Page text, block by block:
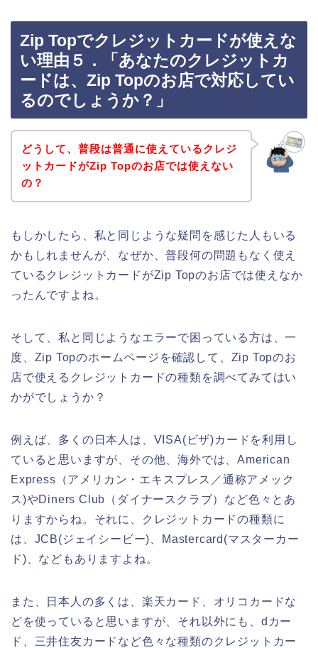
Zip Topでクレジットカードが使えな
い理由５．「あなたのクレジットカ
ードは、Zip Topのお店で対応してい
るのでしょうか？」
どうして、普段は普通に使えているクレジ
ットカードがZip Topのお店では使えない
の？
もしかしたら、私と同じような疑問を感じた人もいる
かもしれませんが、なぜか、普段何の問題もなく使え
ているクレジットカードがZip Topのお店では使えなか
ったんですよね。
そして、私と同じようなエラーで困っている方は、一
度、Zip Topのホームページを確認して、Zip Topのお
店で使えるクレジットカードの種類を調べてみてはい
かがでしょうか？
例えば、多くの日本人は、VISA(ビザ)カードを利用し
ていると思いますが、その他、海外では、American
Express（アメリカン・エキスプレス／通称アメック
ス)やDiners Club（ダイナースクラブ）など色々とあ
りますからね。それに、クレジットカードの種類に
は、JCB(ジェイシービー)、Mastercard(マスターカー
ド)、などもありますよね。
また、日本人の多くは、楽天カード、オリコカードな
どを使っていると思いますが、それ以外にも、dカー
ド、三井住友カードなど色々な種類のクレジットカー